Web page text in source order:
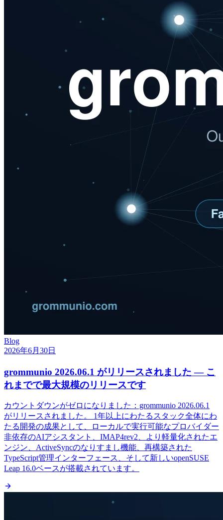
Blog
2026年6月30日
grommunio 2026.06.1 がリリースされました — こ
れまでで最大規模のリリースです
カウントダウンがゼロになりました：grommunio 2026.06.1
がリリースされました。 1年以上にわたるスタック全体にわ
たる開発の成果として、ローカルで実行可能なプロバイダー
非依存のAIアシスタント、IMAP4rev2、より軽量化されたエ
ンジン、ActiveSyncのなりすまし機能、再構築された
TypeScript管理インターフェース、そして新しいopenSUSE
Leap 16.0ベースが搭載されています。